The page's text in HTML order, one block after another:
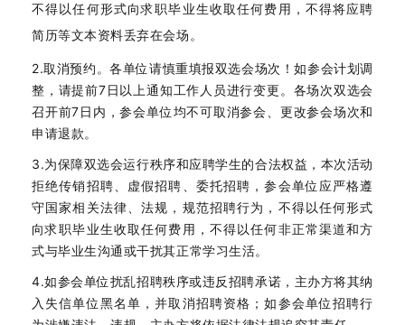
不得以任何形式向求职毕业生收取任何费用，不得将应聘
简历等文本资料丢弃在会场。
2.取消预约。各单位请慎重填报双选会场次！如参会计划调
整，请提前7日以上通知工作人员进行变更。各场次双选会
召开前7日内，参会单位均不可取消参会、更改参会场次和
申请退款。
3.为保障双选会运行秩序和应聘学生的合法权益，本次活动
拒绝传销招聘、虚假招聘、委托招聘，参会单位应严格遵
守国家相关法律、法规，规范招聘行为，不得以任何形式
向求职毕业生收取任何费用，不得以任何非正常渠道和方
式与毕业生沟通或干扰其正常学习生活。
4.如参会单位扰乱招聘秩序或违反招聘承诺，主办方将其纳
入失信单位黑名单，并取消招聘资格；如参会单位招聘行